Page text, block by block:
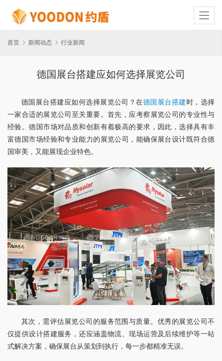
首页 新闻动态 行业新闻
德国展台搭建应如何选择展览公司
德国展台搭建应如何选择展览公司？在德国展台搭建时，选择
一家合适的展览公司至关重要。首先，应考察展览公司的专业性与
经验。德国市场对品质和创新有着极高的要求，因此，选择具有丰
富德国市场经验和专业能力的展览公司，能确保展台设计既符合德
国审美，又能展现企业特色。
其次，需评估展览公司的服务范围与质量。优秀的展览公司不
仅提供设计搭建服务，还应涵盖物流、现场运营及后续维护等一站
式解决方案，确保展台从策划到执行，每一步都精准无误。